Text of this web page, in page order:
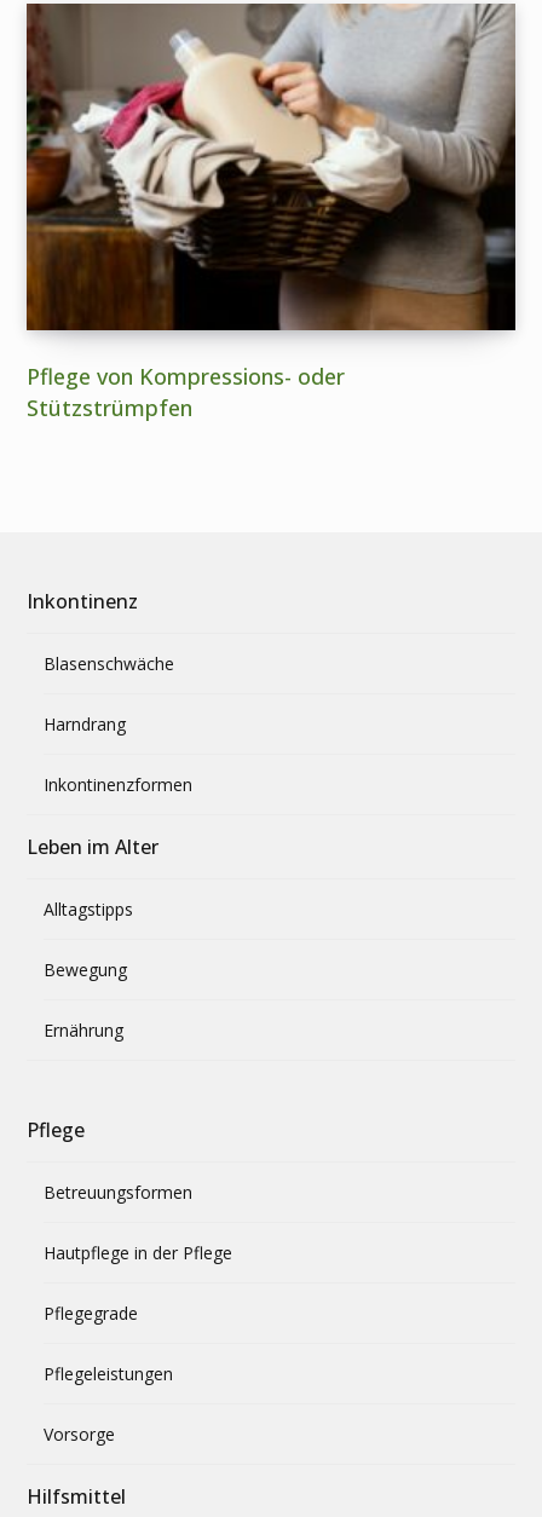
Pflege von Kompressions- oder
Stützstrümpfen
Inkontinenz
Blasenschwäche
Harndrang
Inkontinenzformen
Leben im Alter
Alltagstipps
Bewegung
Ernährung
Pflege
Betreuungsformen
Hautpflege in der Pflege
Pflegegrade
Pflegeleistungen
Vorsorge
Hilfsmittel